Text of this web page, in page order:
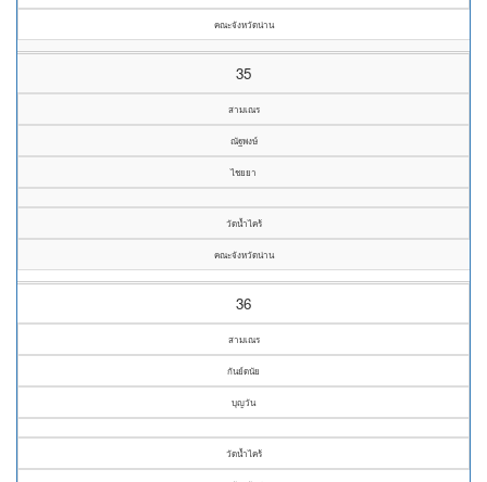
คณะจังหวัดน่าน
35
สามเณร
ณัฐพงษ์
ไชยยา
วัดน้ำไคร้
คณะจังหวัดน่าน
36
สามเณร
กันย์ดนัย
บุญวัน
วัดน้ำไคร้